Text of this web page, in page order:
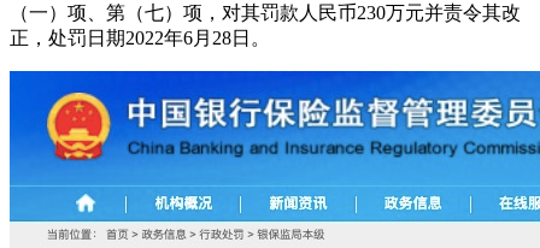
（一）项、第（七）项，对其罚款人民币230万元并责令其改
正，处罚日期2022年6月28日。